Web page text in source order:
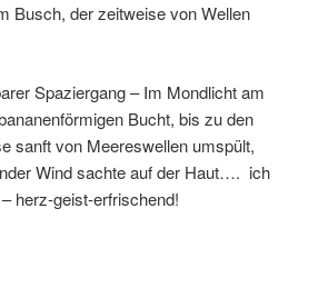
Busch, der zeitweise von Wellen
Spaziergang – Im Mondlicht am
Bucht, bis zu den
sanft von Meereswellen umspült,
Wind sachte auf der Haut…. ich
herz-geist-erfrischend!